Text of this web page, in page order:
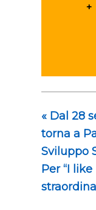
«Dal 28
torna a
Sviluppo
Per “I